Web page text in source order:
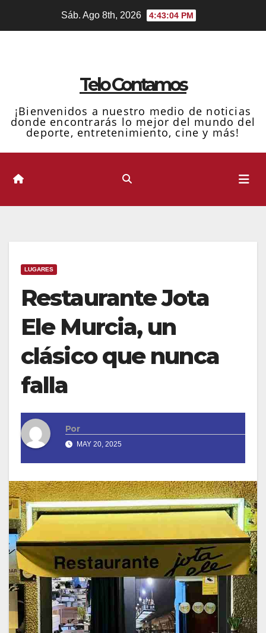
Sáb. Ago 8th, 2026 4:43:05 PM
Telo Contamos
¡Bienvenidos a nuestro medio de noticias
donde encontrarás lo mejor del mundo del
deporte, entretenimiento, cine y más!
LUGARES
Restaurante Jota
Ele Murcia, un
clásico que nunca
falla
Por
MAY 20, 2025